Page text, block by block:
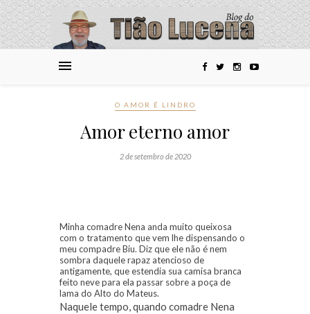
O AMOR É LINDRO
Amor eterno amor
2 de setembro de 2020
Minha comadre Nena anda muito queixosa
com o tratamento que vem lhe dispensando o
meu compadre Biu. Diz que ele não é nem
sombra daquele rapaz atencioso de
antigamente, que estendia sua camisa branca
feito neve para ela passar sobre a poça de
lama do Alto do Mateus.
Naquele tempo, quando comadre Nena